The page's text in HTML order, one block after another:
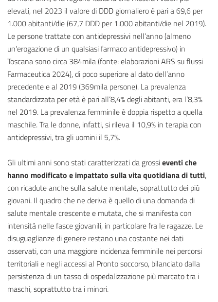
elevati, nel 2023 il valore di DDD giornaliero è pari a 69,6 per
1.000 abitanti/die (67,7 DDD per 1.000 abitanti/die nel 2019).
Le persone trattate con antidepressivi nell’anno (almeno
un’erogazione di un qualsiasi farmaco antidepressivo) in
Toscana sono circa 384mila (fonte: elaborazioni ARS su flussi
Farmaceutica 2024), di poco superiore al dato dell’anno
precedente e al 2019 (369mila persone). La prevalenza
standardizzata per età è pari all’8,4% degli abitanti, era l’8,3%
nel 2019. La prevalenza femminile è doppia rispetto a quella
maschile. Tra le donne, infatti, si rileva il 10,9% in terapia con
antidepressivi, tra gli uomini il 5,7%.
Gli ultimi anni sono stati caratterizzati da grossieventi che
hanno modificato e impattato sulla vita quotidiana di tutti,
con ricadute anche sulla salute mentale, soprattutto dei più
giovani. Il quadro che ne deriva è quello di una domanda di
salute mentale crescente e mutata, che si manifesta con
intensità nelle fasce giovanili, in particolare fra le ragazze. Le
disuguaglianze di genere restano una costante nei dati
osservati, con una maggiore incidenza femminile nei percorsi
territoriali e negli accessi al Pronto soccorso, bilanciato dalla
persistenza di un tasso di ospedalizzazione più marcato tra i
maschi, soprattutto tra i minori.